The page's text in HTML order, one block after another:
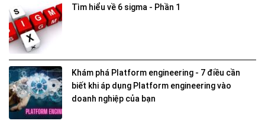
Tìm hiểu về 6 sigma - Phần 1
Khám phá Platform engineering - 7 điều cần
biết khi áp dụng Platform engineering vào
doanh nghiệp của bạn